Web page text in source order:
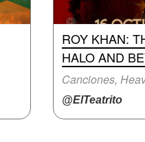
ROY KHAN:
HALO AND
Canciones,
@ElTeatrito